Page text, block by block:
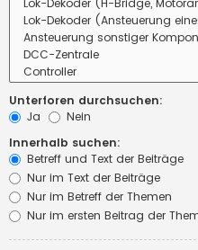
Unterforen durchsuchen:
Ja
Nein
Innerhalb suchen:
Betreff und Text der Beiträge
Nur im Text der Beiträge
Nur im Betreff der Themen
Nur im ersten Beitrag der